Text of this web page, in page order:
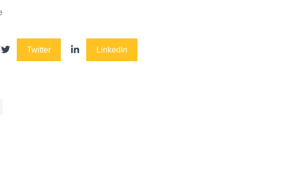
Twitter LinkedIn